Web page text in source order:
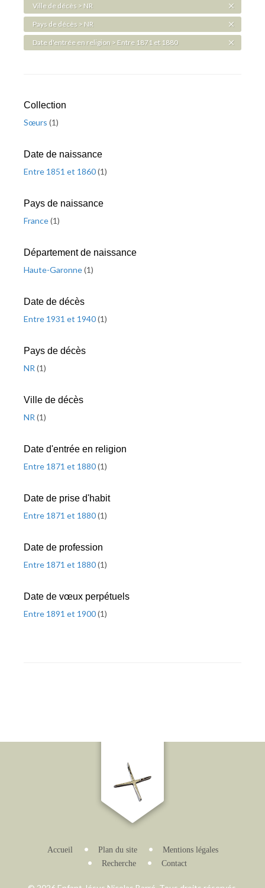
Ville de décès > NR
Pays de décès > NR
Date d'entrée en religion > Entre 1871 et 1880
Collection
Sœurs (1)
Date de naissance
Entre 1851 et 1860(1)
Pays de naissance
France(1)
Département de naissance
Haute-Garonne(1)
Date de décès
Entre 1931 et 1940(1)
Pays de décès
NR (1)
Ville de décès
NR (1)
Date d'entrée en religion
Entre 1871 et 1880(1)
Date de prise d'habit
Entre 1871 et 1880(1)
Date de profession
Entre 1871 et 1880(1)
Date de vœux perpétuels
Entre 1891 et 1900(1)
Accueil Plan du site
Mentions légales
Recherche
Contact